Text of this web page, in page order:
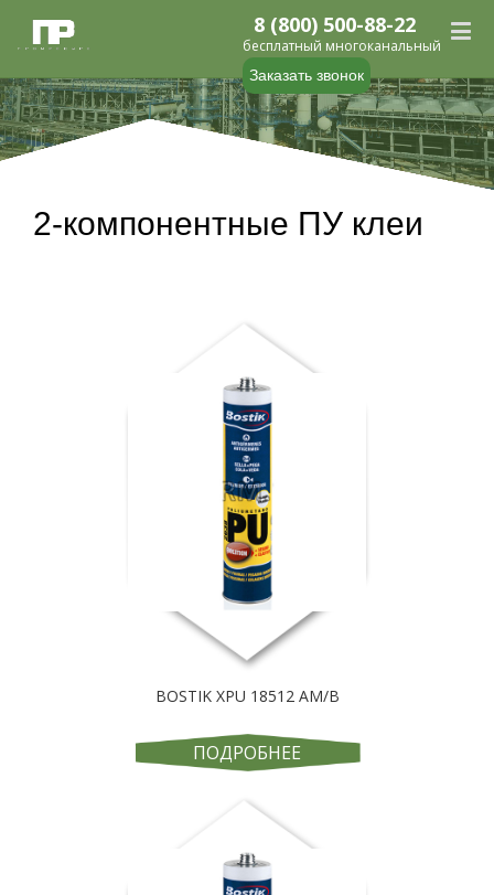
Заказать звонок
8 (800) 500-88-22
бесплатный многоканальный
2-компонентные ПУ клеи
BOSTIK XPU 18512 AM/B
ПОДРОБНЕЕ